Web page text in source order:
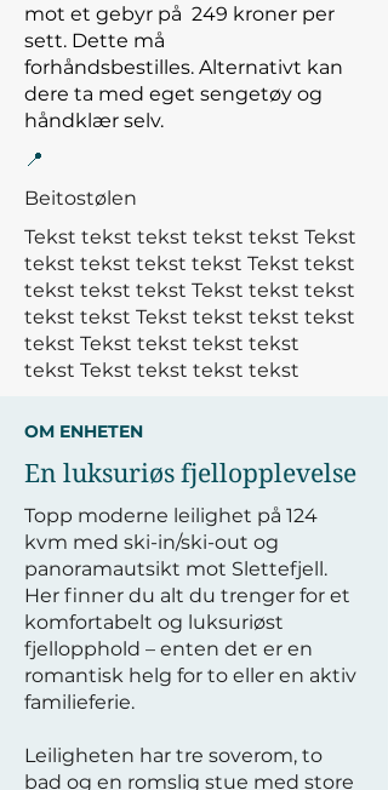
mot et gebyr på 249 kroner per
sett. Dette må
forhåndsbestilles. Alternativt kan
dere ta med eget sengetøy og
håndklær selv.
📍
Beitostølen
Tekst tekst tekst tekst tekst Tekst
tekst tekst tekst tekst Tekst tekst
tekst tekst tekst Tekst tekst tekst
tekst tekst Tekst tekst tekst tekst
tekst Tekst tekst tekst tekst
tekst Tekst tekst tekst tekst
OM ENHETEN
En luksuriøs fjellopplevelse
Topp moderne leilighet på 124
kvm med ski-in/ski-out og
panoramautsikt mot Slettefjell.
Her finner du alt du trenger for et
komfortabelt og luksuriøst
fjellopphold – enten det er en
romantisk helg for to eller en aktiv
familieferie.
Leiligheten har tre soverom, to
bad og en romslig stue med store